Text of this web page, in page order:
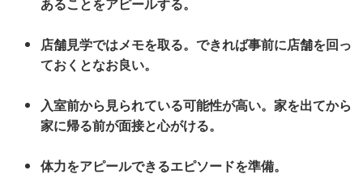
店舗見学ではメモを取る。できれば事前に店舗を回っ
ておくとなお良い。
入室前から見られている可能性が高い。家を出てから
家に帰る前が面接と心がける。
体力をアピールできるエピソードを準備。